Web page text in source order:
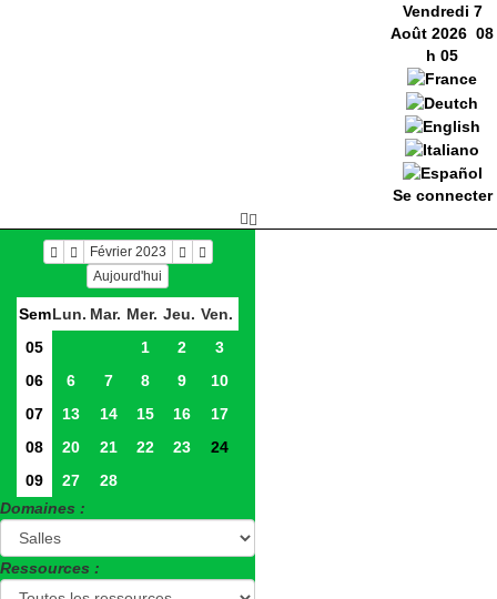
Vendredi 7
Août 2026 08
h05
Se connecter
Février 2023
Aujourd'hui
SemLun. Mar. Mer. Jeu. Ven.
05
1 2
3
06
6 7 8 9
10
07
13 14 15 16
17
08
20 21 22 23
24
09
27
28
Domaines :
Ressources :